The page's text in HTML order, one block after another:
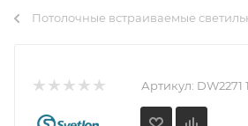
Потолочные встраиваемые
Артикул: DW2271